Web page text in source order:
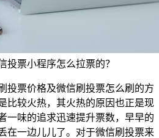
投票小程序怎么拉票的？
投票价格及微信刷投票怎么刷的方
比较火热，其火热的原因也正是现
一味的追求迅速提升票数，早早的
在一边儿儿了。对于微信刷投票来